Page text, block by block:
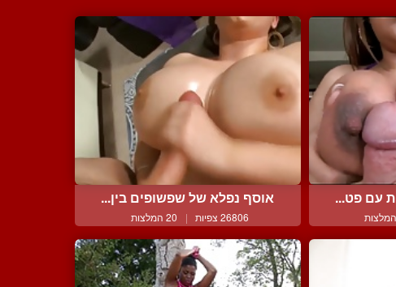
עם פט... אוסף נפלא של שפשופים בין...
26806 צפיות | 20 המלצות